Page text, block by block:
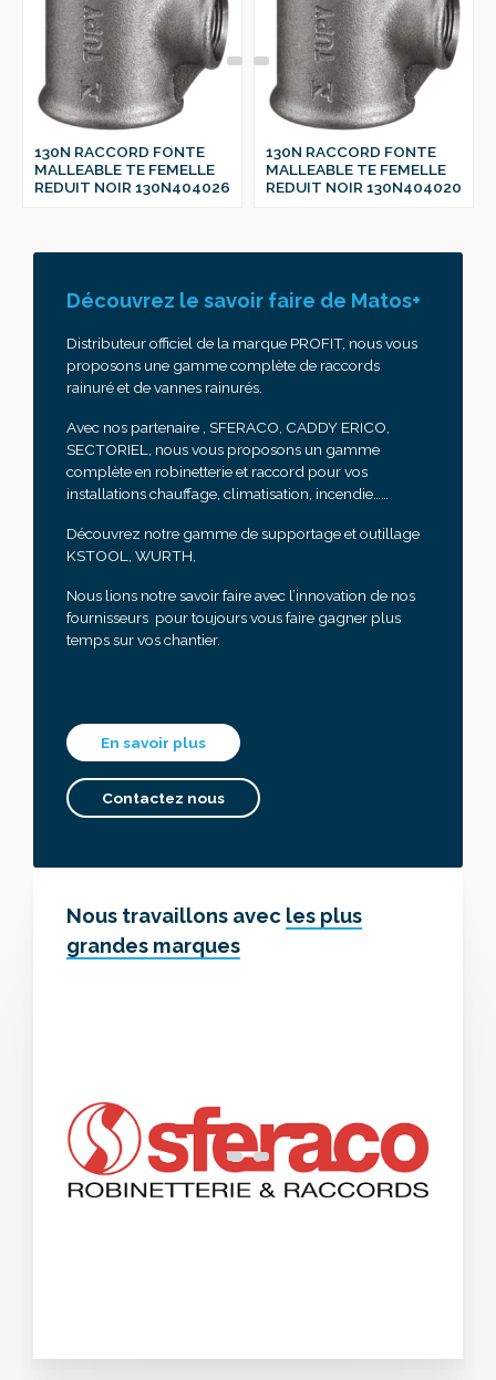
130N RACCORD FONTE
MALLEABLE TE FEMELLE
REDUIT NOIR 130N404026
130N RACCORD FONTE
MALLEABLE TE FEMELLE
REDUIT NOIR 130N404020
Découvrez le savoir faire de Matos+
Distributeur officiel de la marque PROFIT, nous vous
proposons une gamme complète de raccords
rainuré et de vannes rainurés.
Avec nos partenaire , SFERACO, CADDY ERICO,
SECTORIEL, nous vous proposons un gamme
complète en robinetterie et raccord pour vos
installations chauffage, climatisation, incendie……
Découvrez notre gamme de supportage et outillage
KSTOOL, WURTH,
Nous lions notre savoir faire avec l’innovation de nos
fournisseurs pour toujours vous faire gagner plus
temps sur vos chantier.
En savoir plus
Contactez nous
Nous travaillons avec les plus
grandes marques